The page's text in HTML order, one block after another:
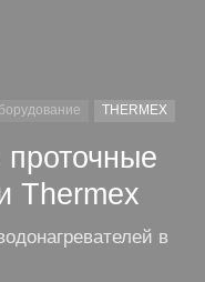
THERMEX
Thermex
в